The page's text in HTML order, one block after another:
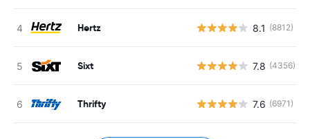
Hertz 8.1 (8812)
Sixt 7.8 (4356)
Thrifty 7.6 (6971)